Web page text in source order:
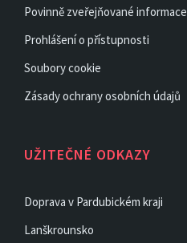
Povinně zveřejňované informace
Prohlášení o přístupnosti
Soubory cookie
Zásady ochrany osobních údajů
UŽITEČNÉ ODKAZY
Doprava v Pardubickém kraji
Lanškrounsko